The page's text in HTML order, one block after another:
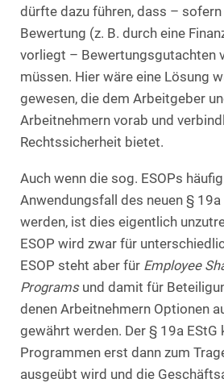
dürfte dazu führen, dass –
Bewertung (z. B. durch eine
vorliegt – Bewertungsgutachten
müssen. Hier wäre eine Lösung
gewesen, die dem Arbeitgeber
Arbeitnehmern vorab und
Rechtssicherheit bietet.
Auch wenn die sog. ESOPs
Anwendungsfall des neuen § 19a
werden, ist dies eigentlich
ESOP wird zwar für
ESOP steht aber für Employee
Programsund damit für
denen Arbeitnehmern Optionen
gewährt werden. Der § 19a EStG
Programmen erst dann zum
ausgeübt wird und die